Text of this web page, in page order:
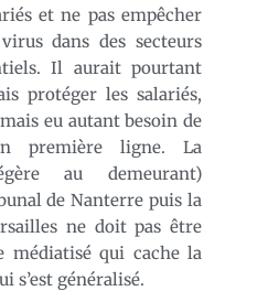
et ne pas empêcher
dans des secteurs
Il aurait pourtant
protéger les salariés,
eu autant besoin de
première ligne. La
au demeurant)
de Nanterre puis la
ne doit pas être
médiatisé qui cache la
s’est généralisé.